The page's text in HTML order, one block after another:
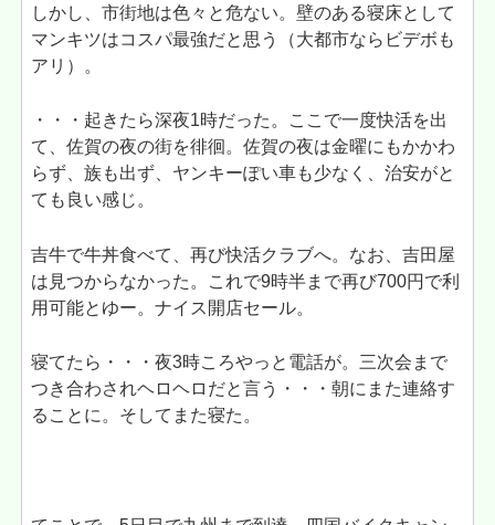
しかし、市街地は色々と危ない。壁のある寝床として
マンキツはコスパ最強だと思う（大都市ならビデボも
アリ）。
・・・起きたら深夜1時だった。ここで一度快活を出
て、佐賀の夜の街を徘徊。佐賀の夜は金曜にもかかわ
らず、族も出ず、ヤンキーぽい車も少なく、治安がと
ても良い感じ。
吉牛で牛丼食べて、再び快活クラブへ。なお、吉田屋
は見つからなかった。これで9時半まで再び700円で利
用可能とゆー。ナイス開店セール。
寝てたら・・・夜3時ころやっと電話が。三次会まで
つき合わされヘロヘロだと言う・・・朝にまた連絡す
ることに。そしてまた寝た。